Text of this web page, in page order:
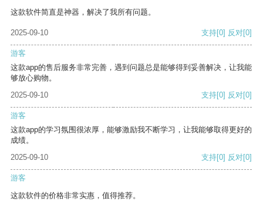
这款软件简直是神器，解决了我所有问题。
2025-09-10 支持[0] 反对[0]
游客
这款app的售后服务非常完善，遇到问题总是能够得到妥善解决，让我能
够放心购物。
2025-09-10
支持[0] 反对[0]
游客
这款app的学习氛围很浓厚，能够激励我不断学习，让我能够取得更好的
成绩。
2025-09-10
支持[0] 反对[0]
游客
这款软件的价格非常实惠，值得推荐。